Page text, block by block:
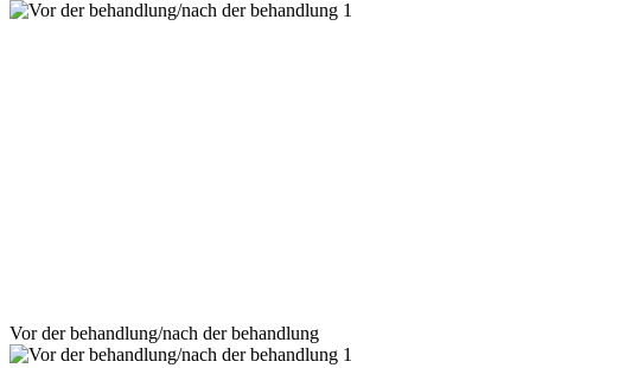
Vor der behandlung/nach der behandlung